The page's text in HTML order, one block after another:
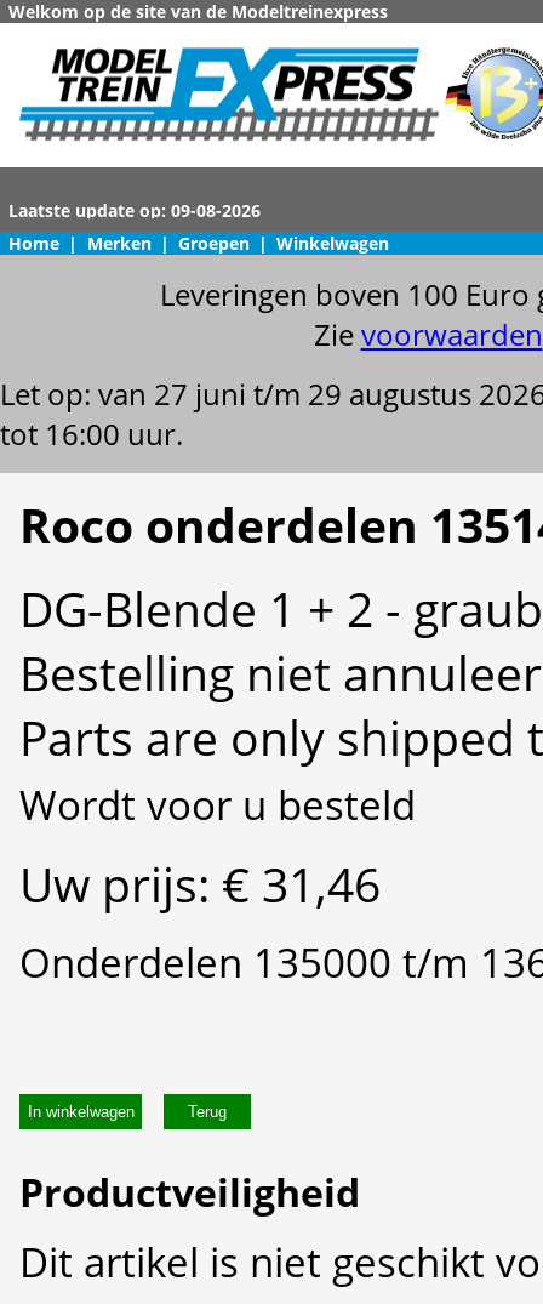
Welkom op de site van de Modeltreinexpress
Home | Merken | Groepen | Winkelwagen
Leveringen boven 100
Zievoorwaarden
Let op: van 27 juni t/m 29 augustus
tot 16:00 uur.
Roco onderdelen
DG-Blende 1 + 2 -
Bestelling niet
Parts are only shipped
Wordt voor u besteld
Uw prijs: € 31,46
Onderdelen 135000 t/m
In winkelwagen
Productveiligheid
Dit artikel is niet geschikt